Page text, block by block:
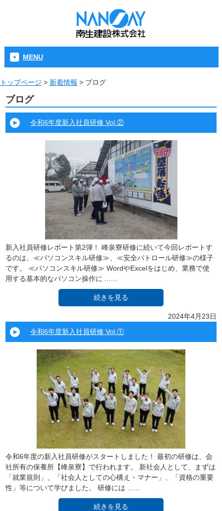
MENU
トップページ > 新着情報 > ブログ
ブログ
令和6年度新入社員研修 Vol.②
新入社員研修レポート第2弾！ 峰泉寮研修に続いて今回レポートす
るのは、≪パソコンスキル研修≫、≪安全パトロール研修≫の様子
です。 ≪パソコンスキル研修≫ WordやExcelをはじめ、業務で使
用する基本的なパソコン操作に ...…
続きを見る
2024年4月23日
令和6年度新入社員研修 Vol.①
令和6年度の新入社員研修がスタートしました！ 最初の研修は、会
社所有の保養所【峰泉寮】で行われます。 新社会人として、まずは
「就業規則」、「社会人としての心構え・マナー」、「資格の重要
性」等について学びました。 研修には ...…
続きを見る